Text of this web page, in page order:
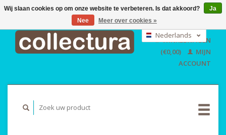
EUR
GBP
USD
Nederlands
English
WINKELWAGEN
(€0,00)
MIJN
ACCOUNT
Wij slaan cookies op om onze website te verbeteren. Is dat akkoord?
Ja
Nee
Meer over cookies »